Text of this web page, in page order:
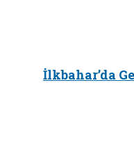
İlkbahar’da